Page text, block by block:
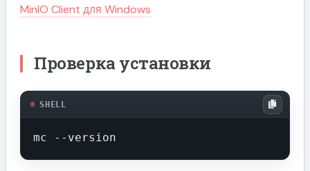
MinIO Client для Windows
Проверка установки
SHELL
mc --version